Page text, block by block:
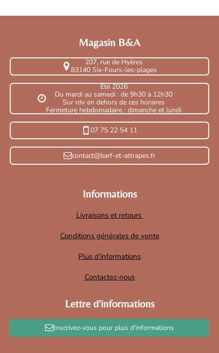
Magasin B&A
207, rue de Hyères
83140 Six-Fours-les-plages
Été 2026
Du mardi au samedi : de 9h30 à 12h30
Sur rdv en dehors de ces horaires
Fermeture hebdomadaire : dimanche et lundi
07 75 22 54 11
contact@barf-et-attrapes.fr
Informations
Livraisons et retours
Conditions générales de vente
Plus d'informations
Contactez-nous
Lettre d'informations
Inscrivez-vous pour plus d'informations